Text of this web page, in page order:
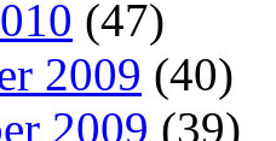
(47)
2009 (40)
2009 (39)